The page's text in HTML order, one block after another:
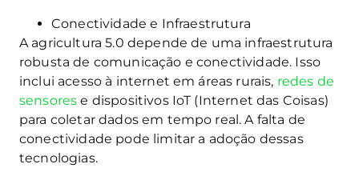
Conectividade e Infraestrutura
A agricultura 5.0 depende de uma infraestrutura
robusta de comunicação e conectividade. Isso
inclui acesso à internet em áreas rurais, redes de
sensores e dispositivos IoT (Internet das Coisas)
para coletar dados em tempo real. A falta de
conectividade pode limitar a adoção dessas
tecnologias.